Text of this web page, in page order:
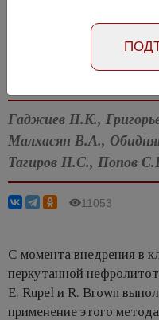
Номер №3, 2016- стр. 52-56
Абстракт на русском языке
Абстракт на английском
Гаджиев Н.К.,
Малхасян В.А.,
Тагиров Н.С., Попов
11053
С момента внедрения в
перкутанной
E. Rupel и R. Brown
применение этого